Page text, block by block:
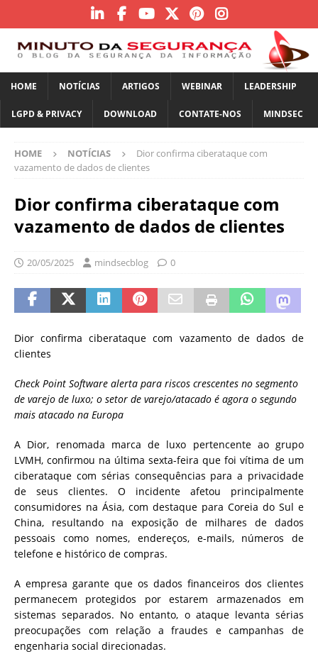
HOME NOTÍCIAS ARTIGOS WEBINAR LEADERSHIP
LGPD & PRIVACY DOWNLOAD CONTATE-NOS MINDSEC
HOME NOTÍCIAS
Dior confirma ciberataque com
vazamento de dados de clientes
Dior confirma ciberataque com
vazamento de dados de clientes
20/05/2025 mindsecblog 0
Dior confirma ciberataque com vazamento de dados de
clientes
Check Point Software alerta para riscos crescentes no segmento
de varejo de luxo; o setor de varejo/atacado é agora o segundo
mais atacado na Europa
A Dior, renomada marca de luxo pertencente ao grupo
LVMH, confirmou na última sexta-feira que foi vítima de um
ciberataque com sérias consequências para a privacidade
de seus clientes. O incidente afetou principalmente
consumidores na Ásia, com destaque para Coreia do Sul e
China, resultando na exposição de milhares de dados
pessoais como nomes, endereços, e-mails, números de
telefone e histórico de compras.
A empresa garante que os dados financeiros dos clientes
permanecem protegidos por estarem armazenados em
sistemas separados. No entanto, o ataque levanta sérias
preocupações com relação a fraudes e campanhas de
engenharia social direcionadas.